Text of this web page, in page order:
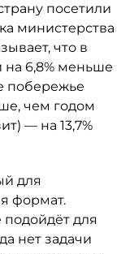
посетили
министерства
что в
6,8% меньше
побережье
чем годом
— на 13,7%
для
формат.
для
нет задачи